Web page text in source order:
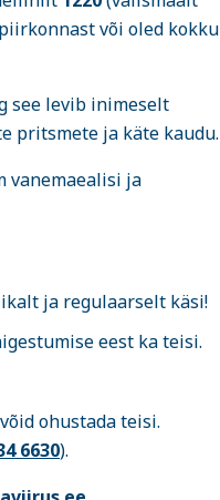
või oled kokku
see levib inimeselt
pritsmete ja käte kaudu.
vanemaealisi ja
ja regulaarselt käsi!
eest ka teisi.
ohustada teisi.
6630).